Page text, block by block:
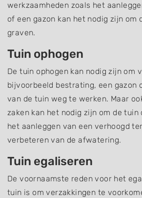
werkzaamheden zoals het
of een gazon kan het nodig zijn om
graven.
Tuin ophogen
De tuin ophogen kan nodig zijn om
bijvoorbeeld bestrating, een gazon
van de tuin weg te werken. Maar
zaken kan het nodig zijn om de tuin
het aanleggen van een verhoogd
verbeteren van de afwatering.
Tuin egaliseren
De voornaamste reden voor het
tuin is om verzakkingen te